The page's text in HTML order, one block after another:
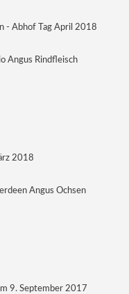
- Abhof Tag April 2018
Angus Rindfleisch
2018
Angus Ochsen
9. September 2017